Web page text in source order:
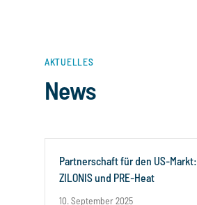
AKTUELLES
News
Partnerschaft für den US-Markt:
ZILONIS und PRE-Heat
10. September 2025